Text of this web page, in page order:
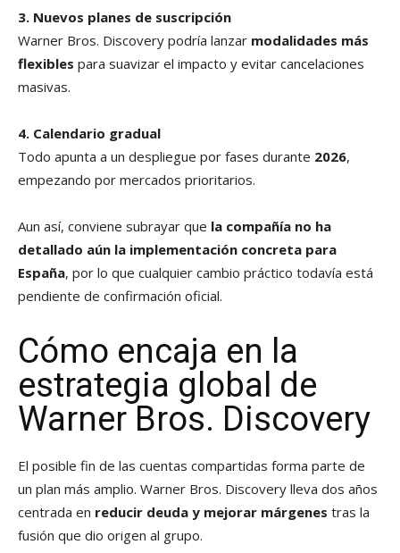
3. Nuevos planes de suscripción
Warner Bros. Discovery podría lanzar modalidades más
flexibles para suavizar el impacto y evitar cancelaciones
masivas.
4. Calendario gradual
Todo apunta a un despliegue por fases durante 2026,
empezando por mercados prioritarios.
Aun así, conviene subrayar que la compañía no ha
detallado aún la implementación concreta para
España, por lo que cualquier cambio práctico todavía está
pendiente de confirmación oficial.
Cómo encaja en la
estrategia global de
Warner Bros. Discovery
El posible fin de las cuentas compartidas forma parte de
un plan más amplio. Warner Bros. Discovery lleva dos años
centrada en reducir deuda y mejorar márgenes tras la
fusión que dio origen al grupo.